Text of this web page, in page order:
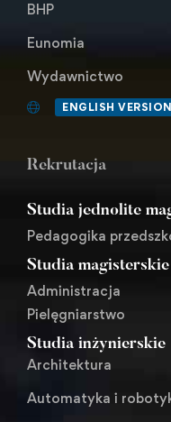
BHP
Eunomia
Wydawnictwo
ENGLISH VERSION
Rekrutacja
Studia jednolite
Pedagogika
Studia
Administracja
Pielęgniarstwo
Studia inżynierskie
Architektura
Automatyka i